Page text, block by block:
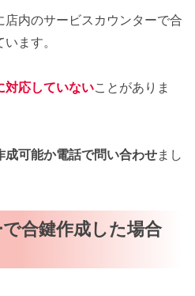
内のサービスカウンターで合
ます。
対応していないことがありま
成可能か電話で問い合わせまし
合鍵作成した場合